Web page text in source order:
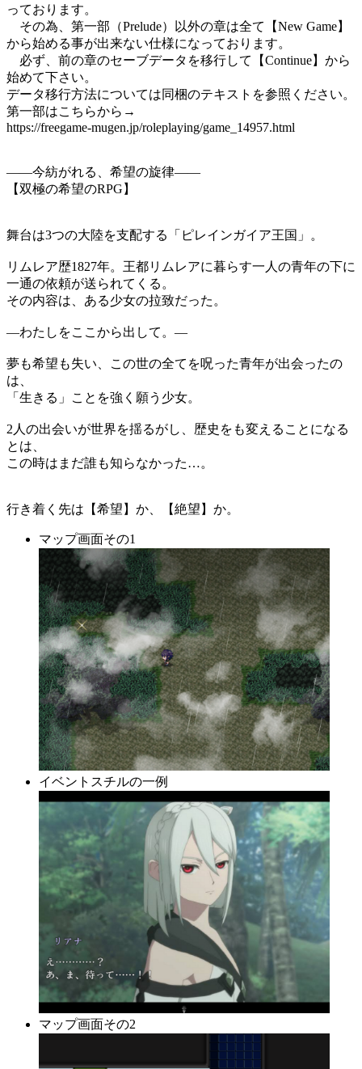
っております。
その為、第一部（Prelude）以外の章は全て【New Game】
から始める事が出来ない仕様になっております。
必ず、前の章のセーブデータを移行して【Continue】から
始めて下さい。
データ移行方法については同梱のテキストを参照ください。
第一部はこちらから→
https://freegame-mugen.jp/roleplaying/game_14957.html
――今紡がれる、希望の旋律――
【双極の希望のRPG】
舞台は3つの大陸を支配する「ピレインガイア王国」。
リムレア歴1827年。王都リムレアに暮らす一人の青年の下に
一通の依頼が送られてくる。
その内容は、ある少女の拉致だった。
―わたしをここから出して。―
夢も希望も失い、この世の全てを呪った青年が出会ったの
は、
「生きる」ことを強く願う少女。
2人の出会いが世界を揺るがし、歴史をも変えることになる
とは、
この時はまだ誰も知らなかった…。
行き着く先は【希望】か、【絶望】か。
マップ画面その1
イベントスチルの一例
マップ画面その2